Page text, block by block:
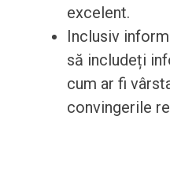
excelent.
Inclusiv
să includeți
cum ar fi
convingerile